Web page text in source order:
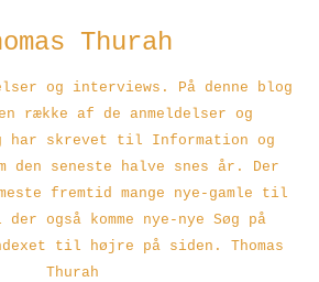
Thurah
og interviews. På denne blog
række af de anmeldelser og
har skrevet til Information og
den seneste halve snes år. Der
fremtid mange nye-gamle til
også komme nye-nye Søg på
til højre på siden. Thomas
Thurah